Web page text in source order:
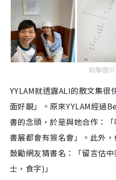
點擊圖
YYLAM就透露ALI的散文集
面好靚」。原來YYLAM經過
書的念頭，於是與她合作：
書展都會有簽名會」。此外
鼓勵網友猜書名：「留言估
士，食字)」